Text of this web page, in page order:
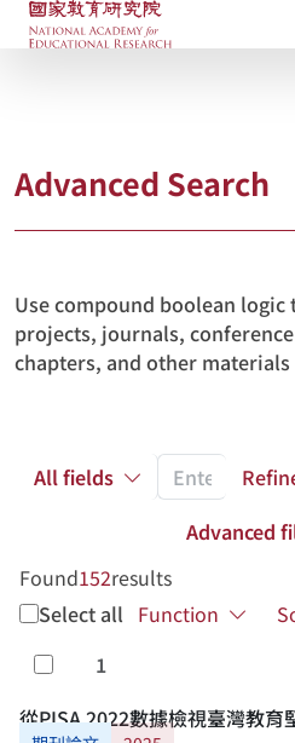
NAER Research
Advanced Search
Use compound boolean logic
projects, journals,
chapters, and other
All fields
Advanced
Found152results
Select all Function
Select
1
從PISA 2022數據檢視臺灣教育